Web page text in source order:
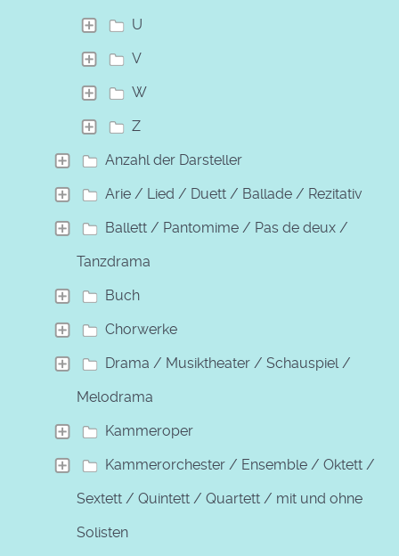
U
V
W
Z
Anzahl der Darsteller
Arie / Lied / Duett / Ballade / Rezitativ
Ballett / Pantomime / Pas de deux /
Tanzdrama
Buch
Chorwerke
Drama / Musiktheater / Schauspiel /
Melodrama
Kammeroper
Kammerorchester / Ensemble / Oktett /
Sextett / Quintett / Quartett / mit und ohne
Solisten